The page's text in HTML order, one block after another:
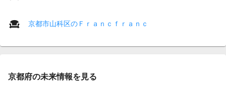
京都市山科区のＦｒａｎｃｆｒａｎｃ
京都府の未来情報を見る